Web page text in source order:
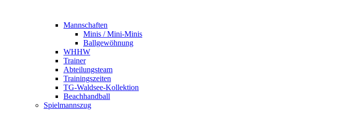
Mannschaften
Minis / Mini-Minis
Ballgewöhnung
WHHW
Trainer
Abteilungsteam
Trainingszeiten
TG-Waldsee-Kollektion
Beachhandball
Spielmannszug